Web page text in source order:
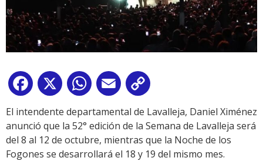
Facebook
X WhatsApp
Email
Link
El intendente departamental de Lavalleja, Daniel Ximénez
anunció que la 52° edición de la Semana de Lavalleja será
del 8 al 12 de octubre, mientras que la Noche de los
Fogones se desarrollará el 18 y 19 del mismo mes.